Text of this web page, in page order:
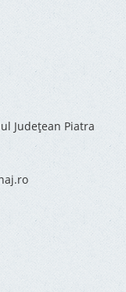
Județean Piatra